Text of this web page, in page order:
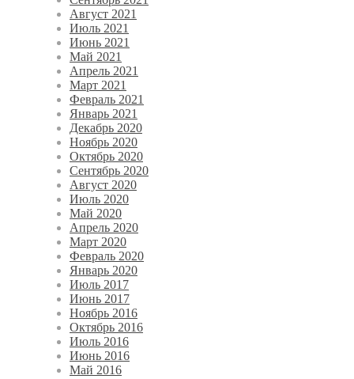
Август 2021
Июль 2021
Июнь 2021
Май 2021
Апрель 2021
Март 2021
Февраль 2021
Январь 2021
Декабрь 2020
Ноябрь 2020
Октябрь 2020
Сентябрь 2020
Август 2020
Июль 2020
Май 2020
Апрель 2020
Март 2020
Февраль 2020
Январь 2020
Июль 2017
Июнь 2017
Ноябрь 2016
Октябрь 2016
Июль 2016
Июнь 2016
Май 2016